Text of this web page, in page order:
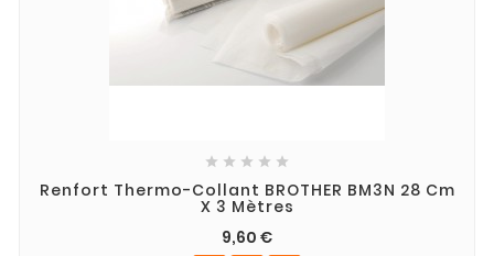
    
Renfort Thermo-Collant BROTHER BM3N 28 Cm
X 3 Mètres
9,60 €